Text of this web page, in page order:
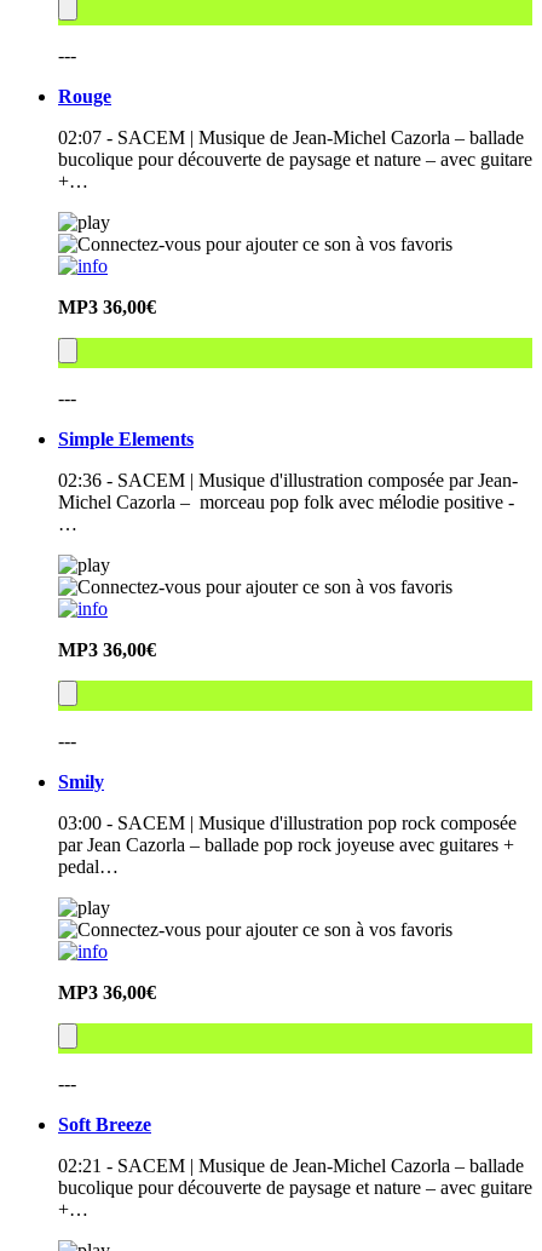
---
Rouge
02:07 - SACEM | Musique de Jean-Michel Cazorla – ballade
bucolique pour découverte de paysage et nature – avec guitare
+…
MP3 36,00€
---
Simple Elements
02:36 - SACEM | Musique d'illustration composée par Jean-
Michel Cazorla – morceau pop folk avec mélodie positive -
…
MP3 36,00€
---
Smily
03:00 - SACEM | Musique d'illustration pop rock composée
par Jean Cazorla – ballade pop rock joyeuse avec guitares +
pedal…
MP3 36,00€
---
Soft Breeze
02:21 - SACEM | Musique de Jean-Michel Cazorla – ballade
bucolique pour découverte de paysage et nature – avec guitare
+…